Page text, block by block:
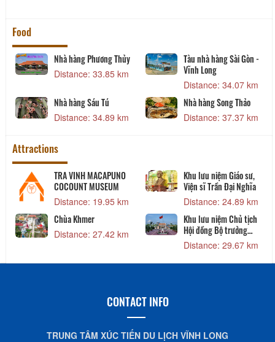
Food
Nhà hàng Phương Thủy
Distance: 33.85 km
Tàu nhà hàng Sài Gòn -
Vĩnh Long
Distance: 34.07 km
Nhà hàng Sáu Tú
Distance: 34.89 km
Nhà hàng Song Thảo
Distance: 37.37 km
Attractions
TRA VINH MACAPUNO
COCOUNT MUSEUM
Distance: 19.95 km
Khu lưu niệm Giáo sư,
Viện sĩ Trần Đại Nghĩa
Distance: 24.89 km
Chùa Khmer
Distance: 27.42 km
Khu lưu niệm Chủ tịch
Hội đồng Bộ trưởng
Phạm Hùng
Distance: 29.67 km
CONTACT INFO
TRUNG TÂM XÚC TIẾN DU LỊCH VĨNH LONG